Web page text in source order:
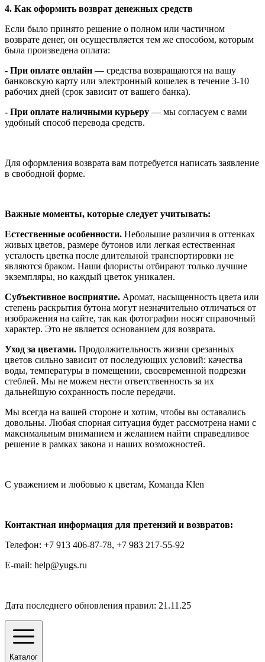
4. Как оформить возврат денежных средств
Если было принято решение о полном или частичном
возврате денег, он осуществляется тем же способом, которым
была произведена оплата:
- При оплате онлайн — средства возвращаются на вашу
банковскую карту или электронный кошелек в течение 3-10
рабочих дней (срок зависит от вашего банка).
- При оплате наличными курьеру — мы согласуем с вами
удобный способ перевода средств.
Для оформления возврата вам потребуется написать заявление
в свободной форме.
Важные моменты, которые следует учитывать:
Естественные особенности. Небольшие различия в оттенках
живых цветов, размере бутонов или легкая естественная
усталость цветка после длительной транспортировки не
являются браком. Наши флористы отбирают только лучшие
экземпляры, но каждый цветок уникален.
Субъективное восприятие. Аромат, насыщенность цвета или
степень раскрытия бутона могут незначительно отличаться от
изображения на сайте, так как фотографии носят справочный
характер. Это не является основанием для возврата.
Уход за цветами. Продолжительность жизни срезанных
цветов сильно зависит от последующих условий: качества
воды, температуры в помещении, своевременной подрезки
стеблей. Мы не можем нести ответственность за их
дальнейшую сохранность после передачи.
Мы всегда на вашей стороне и хотим, чтобы вы оставались
довольны. Любая спорная ситуация будет рассмотрена нами с
максимальным вниманием и желанием найти справедливое
решение в рамках закона и наших возможностей.
С уважением и любовью к цветам, Команда Klen
Контактная информация для претензий и возвратов:
Телефон: +7 913 406-87-78, +7 983 217-55-92
E-mail: help@yugs.ru
Дата последнего обновления правил: 21.11.25
Каталог